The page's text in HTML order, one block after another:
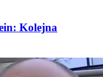
Kolejna